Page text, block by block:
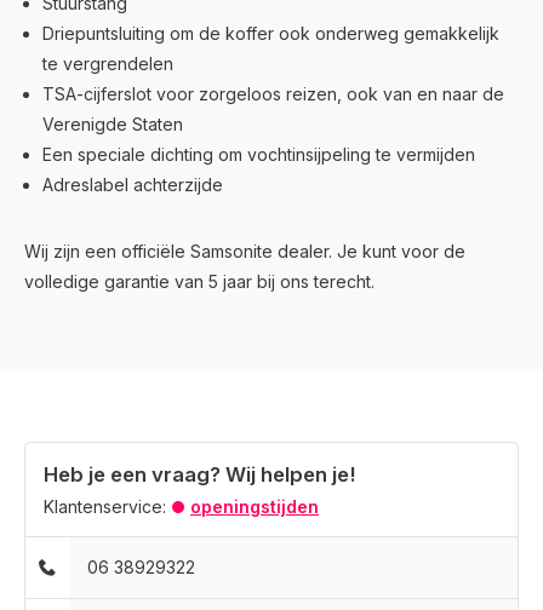
Driepuntsluiting om de koffer ook onderweg gemakkelijk
te vergrendelen
TSA-cijferslot voor zorgeloos reizen, ook van en naar de
Verenigde Staten
Een speciale dichting om vochtinsijpeling te vermijden
Adreslabel achterzijde
Wij zijn een officiële Samsonite dealer. Je kunt voor de
volledige garantie van 5 jaar bij ons terecht.
Heb je een vraag? Wij helpen je!
Klantenservice: openingstijden
06 38929322